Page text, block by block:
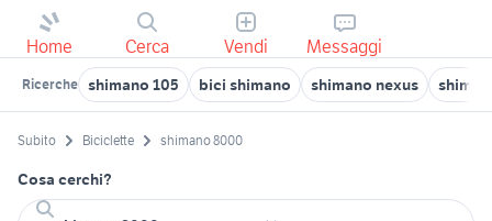
Home Cerca Vendi Messaggi
Ricerche shimano 105 bici shimano shimano nexus
Subito Biciclette shimano 8000
Cosa cerchi?